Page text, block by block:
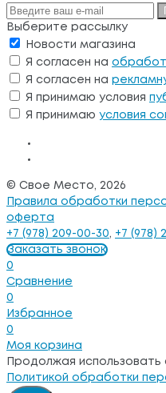
Выберите рассылку
Новости магазина
Я согласен на
Я согласен на
Я принимаю условия
Я принимаю условия
© Свое Место, 2026
Правила обработки
оферта
+7 (978) 209-00-30, +7 (978)
Заказать звонок
0
Сравнение
0
Избранное
0
Моя корзина
Продолжая использовать
Политикой обработки